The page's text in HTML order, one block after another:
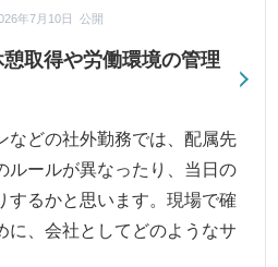
取得や労働環境の管理
年7月10日 公開
などの社外勤務では、配属先
ルールが異なったり、当日の
するかと思います。現場で確
に、会社としてどのようなサ